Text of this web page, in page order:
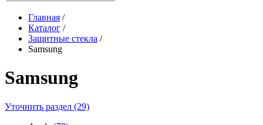
Главная /
Каталог /
Защитные стекла /
Samsung
Samsung
Уточнить раздел (29)